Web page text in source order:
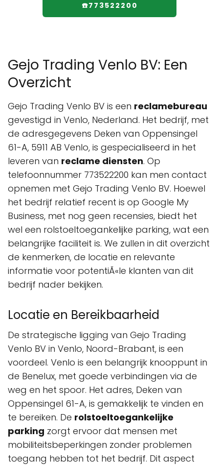
☎️773522200
Gejo Trading Venlo BV: Een
Overzicht
Gejo Trading Venlo BV is een reclamebureau
gevestigd in Venlo, Nederland. Het bedrijf, met
de adresgegevens Deken van Oppensingel
61-A, 5911 AB Venlo, is gespecialiseerd in het
leveren van reclame diensten. Op
telefoonnummer 773522200 kan men contact
opnemen met Gejo Trading Venlo BV. Hoewel
het bedrijf relatief recent is op Google My
Business, met nog geen recensies, biedt het
wel een rolstoeltoegankelijke parking, wat een
belangrijke faciliteit is. We zullen in dit overzicht
de kenmerken, de locatie en relevante
informatie voor potentiÃ«le klanten van dit
bedrijf nader bekijken.
Locatie en Bereikbaarheid
De strategische ligging van Gejo Trading
Venlo BV in Venlo, Noord-Brabant, is een
voordeel. Venlo is een belangrijk knooppunt in
de Benelux, met goede verbindingen via de
weg en het spoor. Het adres, Deken van
Oppensingel 61-A, is gemakkelijk te vinden en
te bereiken. De rolstoeltoegankelijke
parking zorgt ervoor dat mensen met
mobiliteitsbeperkingen zonder problemen
toegang hebben tot het bedrijf. Dit aspect